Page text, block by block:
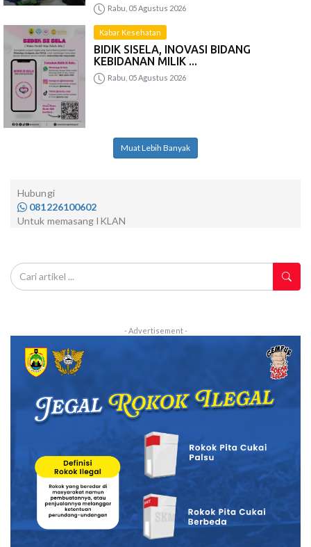
Rabu, 05 Agustus 2026
Kabar Kesehatan
BIDIK SISELA, INOVASI BIDANG
KEBIDANAN MILIK ...
Rabu, 05 Agustus 2026
Muat Lebih Banyak
Hubungi
081226100602
Untuk memasang IKLAN
- Advertisement -